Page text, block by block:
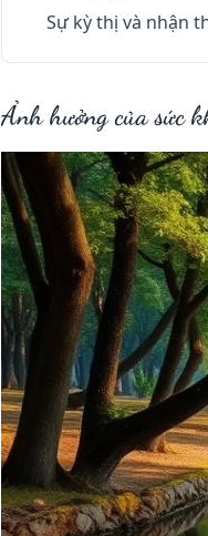
Sự kỳ thị và nhận
Ảnh hưởng của sức